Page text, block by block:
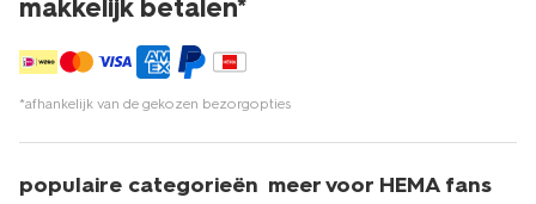
makkelijk betalen*
*afhankelijk van de gekozen bezorgopties
populaire categorieën meer voor HEMA fans